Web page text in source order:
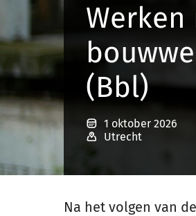
(Bbl)
1 oktober 2026
Utrecht
Na het volgen van